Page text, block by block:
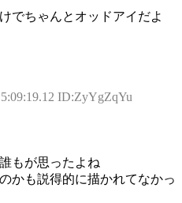
でちゃんとオッドアイだよ
ID:ZyYgZqYu
もが思ったよね
かも説得的に描かれてなかっ